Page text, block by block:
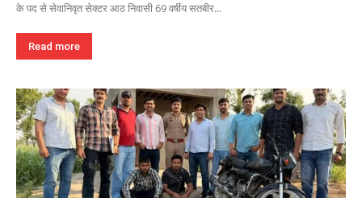
के पद से सेवानिवृत सेक्टर आठ निवासी 69 वर्षीय सतबीर...
Read more